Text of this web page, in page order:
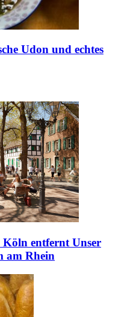
Udon und echtes
Köln entfernt Unser
am Rhein